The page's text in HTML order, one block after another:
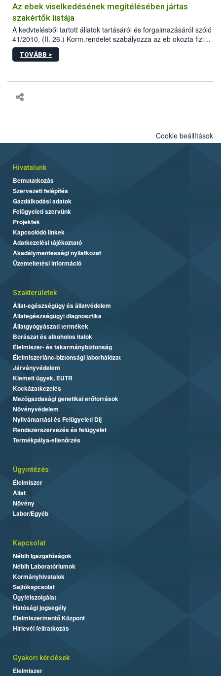
Az ebek viselkedésének megítélésében jártas
szakértők listája
A kedvtelésből tartott állatok tartásáról és forgalmazásáról szóló
41/2010. (II. 26.) Korm.rendelet szabályozza az eb okozta fizikai
sérülés, illetve ennek veszélye keletkezésekor felmerülő
hatósági feladatokat, valamint a veszélyes eb tartását és annak
TOVÁBB >
Cookie beállítások
Hivatalunk
Bemutatkozás
Szervezeti felépítés
Gazdálkodási adatok
Felügyeleti szervünk
Projektek
Kapcsolódó linkek
Adatkezelési tájékoztató
Akadálymentességi nyilatkozat
Üzemeltetési információ
Szakterületek
Állat-egészségügy és állatvédelem
Állategészségügyi diagnosztika
Állatgyógyászati termékek
Borászat és alkoholos italok
Élelmiszer- és takarmánybiztonság
Élelmiszerlánc-biztonsági laborhálózat
Járványvédelem
Kiemelt ügyek, EUTR
Kockázatkezelés
Mezőgazdasági genetikai erőforrások
Növényvédelem
Nyilvántartási és Felügyeleti Díj
Rendszerszervezés és felügyelet
Termékpálya-ellenőrzés
Ügyintézés
Élelmiszer
Állat
Növény
Labor/Egyéb
Kapcsolat
Nébih Igazgatóságok
Nébih Laboratóriumok
Kormányhivatalok
Sajtókapcsolat
Ügyfélszolgálat
Hatósági jogsegély
Élelmiszermentő Központ
Hírlevél feliratkozás
Gyakori kérdések
Élelmiszer